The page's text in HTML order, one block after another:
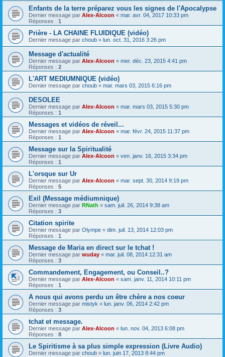
Enfants de la terre préparez vous les signes de l'Apocalypse
Dernier message par Alex-Alcoon « mar. avr. 04, 2017 10:33 pm
Réponses : 1
Prière - LA CHAINE FLUIDIQUE (vidéo)
Dernier message par choub « lun. oct. 31, 2016 3:26 pm
Message d'actualité
Dernier message par Alex-Alcoon « mer. déc. 23, 2015 4:41 pm
Réponses : 2
L'ART MEDIUMNIQUE (vidéo)
Dernier message par choub « mar. mars 03, 2015 6:16 pm
DESOLEE
Dernier message par Alex-Alcoon « mar. mars 03, 2015 5:30 pm
Réponses : 1
Messages et vidéos de réveil...
Dernier message par Alex-Alcoon « mar. févr. 24, 2015 11:37 pm
Réponses : 1
Message sur la Spiritualité
Dernier message par Alex-Alcoon « ven. janv. 16, 2015 3:34 pm
Réponses : 1
L'orsque sur Ur
Dernier message par Alex-Alcoon « mar. sept. 30, 2014 9:19 pm
Réponses : 5
Exil (Message médiumnique)
Dernier message par RNath « sam. juil. 26, 2014 9:38 am
Réponses : 3
Citation spirite
Dernier message par Olympe « dim. juil. 13, 2014 12:03 pm
Réponses : 1
Message de Maria en direct sur le tchat !
Dernier message par wuday « mar. juil. 08, 2014 12:31 am
Réponses : 3
Commandement, Engagement, ou Conseil..?
Dernier message par Alex-Alcoon « sam. janv. 11, 2014 10:11 pm
Réponses : 1
A nous qui avons perdu un être chère a nos coeur
Dernier message par mistyk « lun. janv. 06, 2014 2:42 pm
Réponses : 3
tchat et message.
Dernier message par Alex-Alcoon « lun. nov. 04, 2013 6:08 pm
Réponses : 8
Le Spiritisme à sa plus simple expression (Livre Audio)
Dernier message par choub « lun. juin 17, 2013 8:44 pm